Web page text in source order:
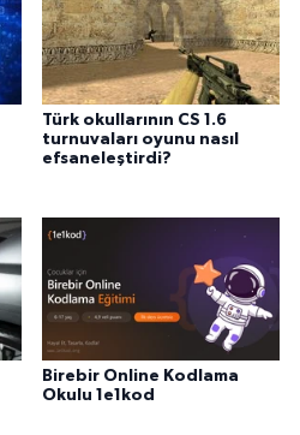
Türk okullarının CS 1.6
turnuvaları oyunu nasıl
efsaneleştirdi?
Birebir Online Kodlama
Okulu 1e1kod